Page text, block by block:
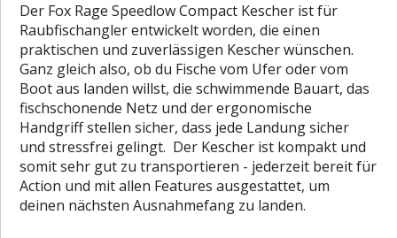
Der Fox Rage Speedlow Compact Kescher ist für
Raubfischangler entwickelt worden, die einen
praktischen und zuverlässigen Kescher wünschen.
Ganz gleich also, ob du Fische vom Ufer oder vom
Boot aus landen willst, die schwimmende Bauart, das
fischschonende Netz und der ergonomische
Handgriff stellen sicher, dass jede Landung sicher
und stressfrei gelingt. Der Kescher ist kompakt und
somit sehr gut zu transportieren - jederzeit bereit für
Action und mit allen Features ausgestattet, um
deinen nächsten Ausnahmefang zu landen.